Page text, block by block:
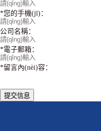
*您的手機(jī)：
公司名稱：
*電子郵箱：
*留言內(nèi)容：
提交信息